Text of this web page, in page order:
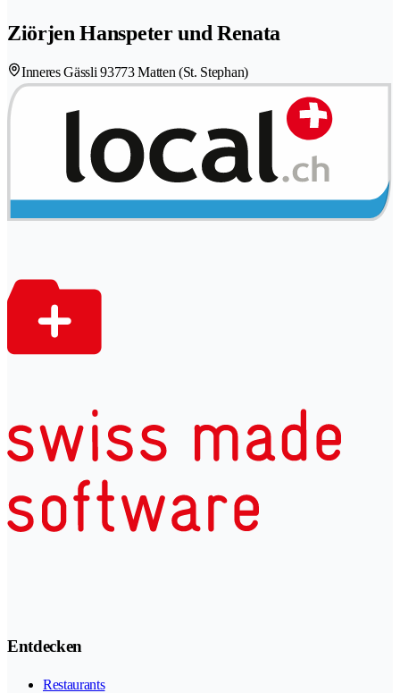
Ziörjen Hanspeter und Renata
Inneres Gässli 93773 Matten (St. Stephan)
Entdecken
Restaurants